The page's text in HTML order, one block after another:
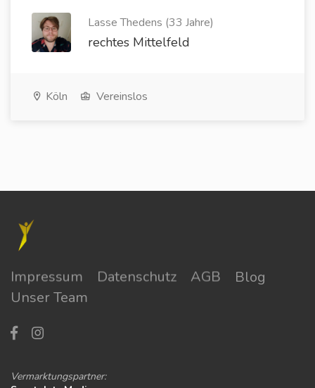
Lasse Thedens (33 Jahre)
rechtes Mittelfeld
Köln Vereinslos
Impressum Datenschutz AGB
Blog
Unser Team
Vermarktungspartner: